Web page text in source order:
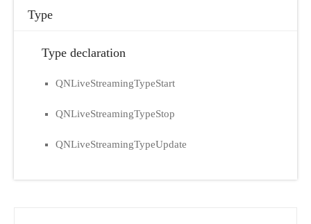
Type
Type declaration
QNLiveStreamingTypeStart
QNLiveStreamingTypeStop
QNLiveStreamingTypeUpdate